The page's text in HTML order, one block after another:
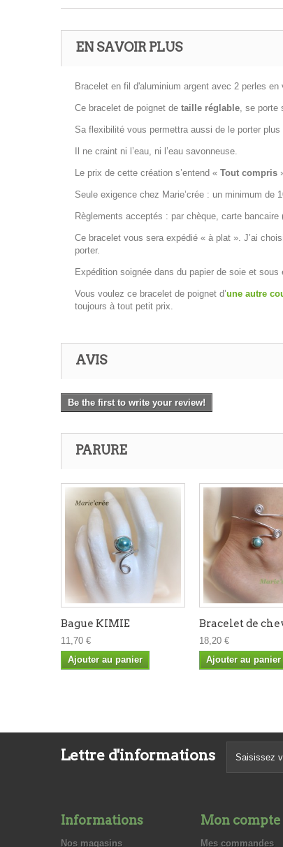
EN SAVOIR PLUS
Bracelet en fil d'aluminium argent avec 2 perles en
Ce bracelet de poignet de taille réglable , se
Sa flexibilité vous permettra aussi de le porter
Il ne craint ni l’eau, ni l’eau savonneuse.
Le prix de cette création s’entend « Tout compris
Seule exigence chez Marie’crée : un minimum de
Règlements acceptés : par chèque, carte
Ce bracelet vous sera expédié « à plat ». J’ai
porter.
Expédition soignée dans du papier de soie et sous
Vous voulez ce bracelet de poignet d’une autre
toujours à tout petit prix.
AVIS
Be the first to write your review!
PARURE
Bague KIMIE
11,70 €
Ajouter au panier
Bracelet de
18,20 €
Ajouter au panier
Lettre d'informations
Informations
Nos magasins
Mon compte
Mes commandes